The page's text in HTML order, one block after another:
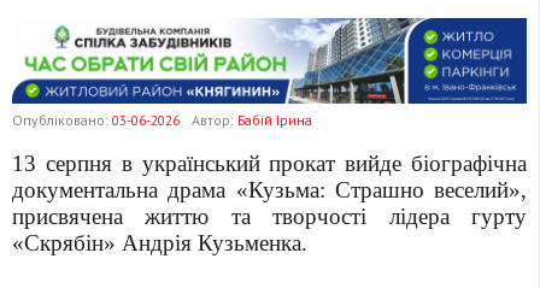
Опубліковано: 03-06-2026 Автор: Бабій Ірина
13 серпня в український прокат вийде біографічна
документальна драма «Кузьма: Страшно веселий»,
присвячена життю та творчості лідера гурту
«Скрябін» Андрія Кузьменка.